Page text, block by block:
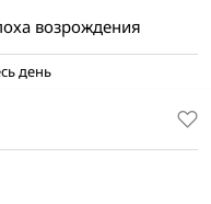
возрождения
день